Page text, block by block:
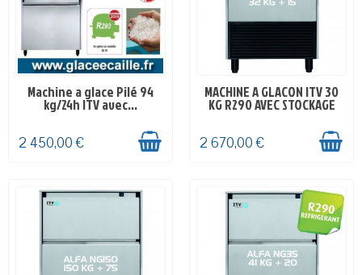
EN STOCK
Machine a glace Pilé 94
kg/24h ITV avec...
2 450,00 €
EN STOCK
MACHINE A GLACON ITV 30
KG R290 AVEC STOCKAGE
2 670,00 €